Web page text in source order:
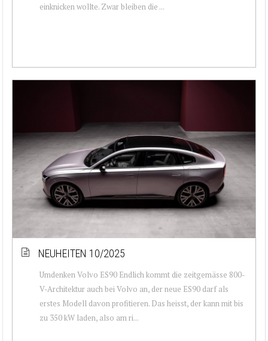
einknicken wollte. Zwar bleiben die ...
NEUHEITEN 10/2025
Umdenken Volvo ES90 Endlich kommt die zeitgemässe 800-
V-Architektur auch bei Volvo an, der neue ES90 darf als
erstes Modell davon profitieren. Das heisst, der kann mit bis
zu 350 kW laden, also am ri...